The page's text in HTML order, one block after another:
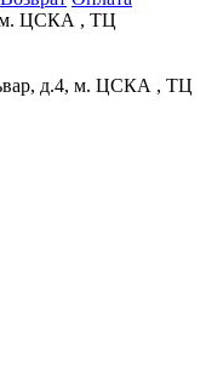
м. ЦСКА , ТЦ
д.4, м. ЦСКА , ТЦ